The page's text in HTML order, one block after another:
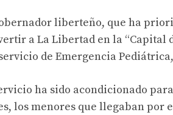
liberteño, que ha
a La Libertad en la “Capital
de Emergencia
ha sido acondicionado
los menores que llegaban por